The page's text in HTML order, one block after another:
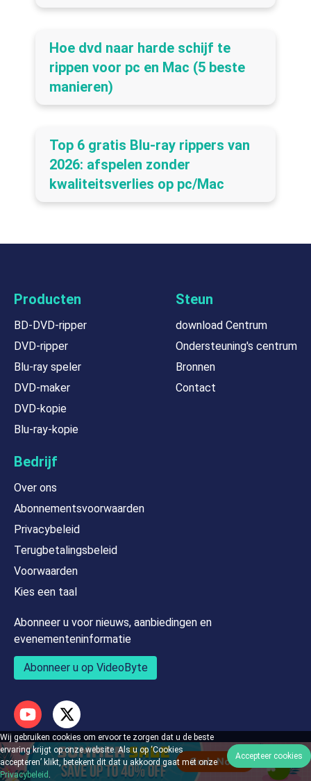
Hoe dvd naar harde schijf te
rippen voor pc en Mac (5 beste
manieren)
Top 6 gratis Blu-ray rippers van
2026: afspelen zonder
kwaliteitsverlies op pc/Mac
Producten
BD-DVD-ripper
DVD-ripper
Blu-ray speler
DVD-maker
DVD-kopie
Blu-ray-kopie
Steun
download Centrum
Ondersteuning's centrum
Bronnen
Contact
Bedrijf
Over ons
Abonnementsvoorwaarden
Privacybeleid
Terugbetalingsbeleid
Voorwaarden
Kies een taal
Abonneer u voor nieuws, aanbiedingen en
evenementeninformatie
Abonneer u op VideoByte
Engels
Wij gebruiken cookies om ervoor te zorgen dat u de beste
ervaring krijgt op onze website. Als u op ‘Cookies
accepteren’ klikt, betekent dit dat u akkoord gaat met onze
Privacybeleid
Accepteer cookies